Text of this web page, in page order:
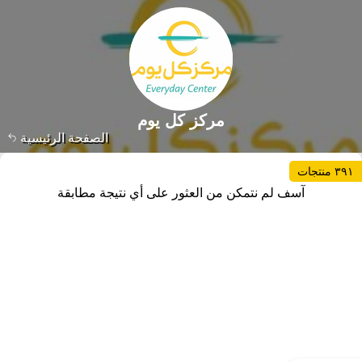
الصفحة الرئيسية
مركز كل يوم
٣٩١ منتجات
آسف لم نتمكن من العثور على أي نتيجة مطابقة